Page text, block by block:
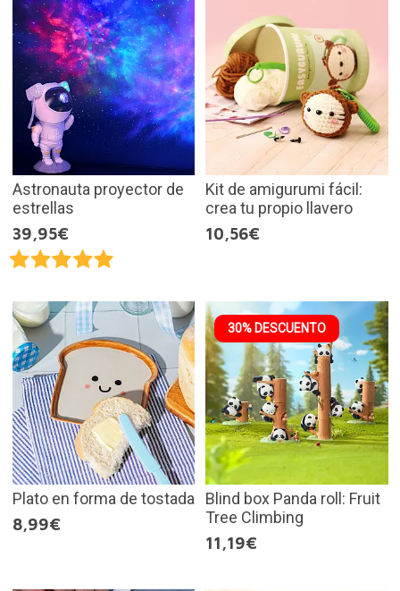
Astronauta proyector de
estrellas
39,95€
Kit de amigurumi fácil:
crea tu propio llavero
10,56€
Plato en forma de tostada
8,99€
30% DESCUENTO
Blind box Panda roll: Fruit
Tree Climbing
11,19€